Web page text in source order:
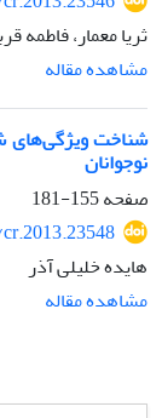
ثریا معمار، فاطمه
مشاهده مقاله
شناخت ویژگی‌های
نوجوانان
صفحه155-181
هایده خلیلی آذر
مشاهده مقاله